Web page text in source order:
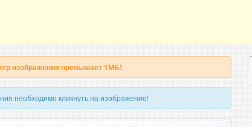
изображения превышает 1МБ!
необходимо кликнуть на изображение!